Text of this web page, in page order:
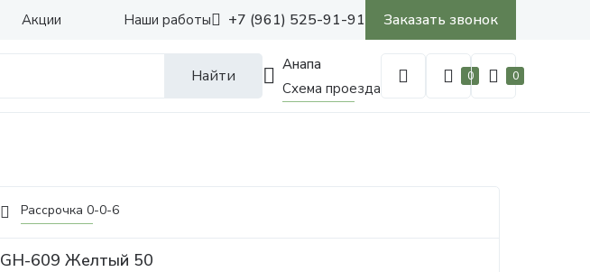
Наши работы
Акции +7 (961) 525-91-91 Заказать звонок
Найти
Анапа
Схема проезда
0 0
Рассрочка 0-0-6
GH-609 Желтый 50